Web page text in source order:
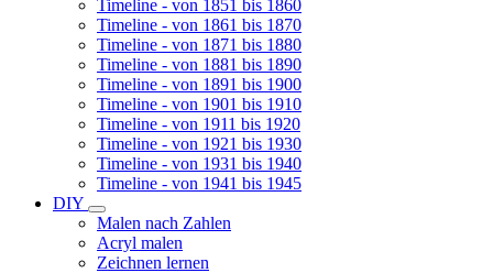
Timeline - von 1851 bis 1860
Timeline - von 1861 bis 1870
Timeline - von 1871 bis 1880
Timeline - von 1881 bis 1890
Timeline - von 1891 bis 1900
Timeline - von 1901 bis 1910
Timeline - von 1911 bis 1920
Timeline - von 1921 bis 1930
Timeline - von 1931 bis 1940
Timeline - von 1941 bis 1945
DIY
Unternavigation
von
DIY
Malen nach Zahlen
Acryl malen
Zeichnen lernen